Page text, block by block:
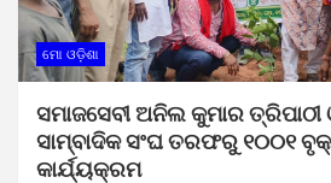
ମୋ ଓଡ଼ିଶା
ସମାଜସେବୀ ଅନିଲ କୁମାର
ସାମ୍ବାଦିକ ସଂଘ ତରଫରୁ ୧୦୦୧
କାର୍ଯ୍ୟକ୍ରମ